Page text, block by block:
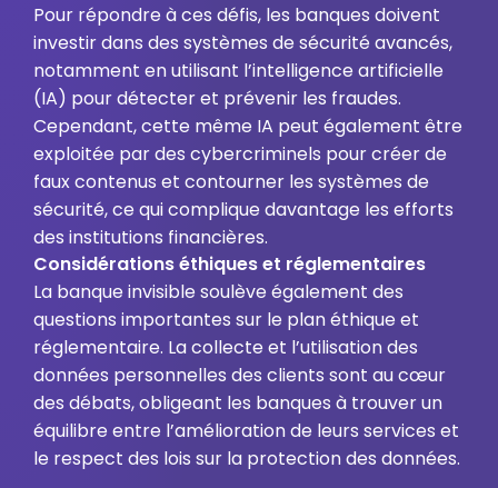
Pour répondre à ces défis, les banques doivent
investir dans des systèmes de sécurité avancés,
notamment en utilisant l’intelligence artificielle
(IA) pour détecter et prévenir les fraudes.
Cependant, cette même IA peut également être
exploitée par des cybercriminels pour créer de
faux contenus et contourner les systèmes de
sécurité, ce qui complique davantage les efforts
des institutions financières.
Considérations éthiques et réglementaires
La banque invisible soulève également des
questions importantes sur le plan éthique et
réglementaire. La collecte et l’utilisation des
données personnelles des clients sont au cœur
des débats, obligeant les banques à trouver un
équilibre entre l’amélioration de leurs services et
le respect des lois sur la protection des données.